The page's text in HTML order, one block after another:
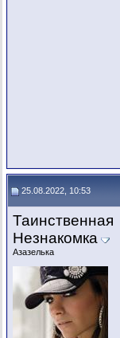
25.08.2022, 10:53
Таинственная
Незнакомка
Азазелька